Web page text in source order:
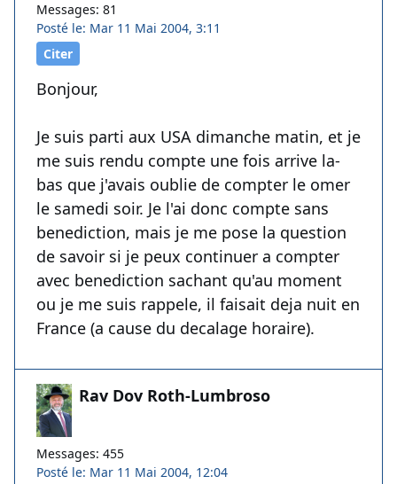
Messages: 81
Posté le: Mar 11 Mai 2004, 3:11
Citer
Bonjour,
Je suis parti aux USA dimanche matin, et je
me suis rendu compte une fois arrive la-
bas que j'avais oublie de compter le omer
le samedi soir. Je l'ai donc compte sans
benediction, mais je me pose la question
de savoir si je peux continuer a compter
avec benediction sachant qu'au moment
ou je me suis rappele, il faisait deja nuit en
France (a cause du decalage horaire).
Rav Dov Roth-Lumbroso
Messages: 455
Posté le: Mar 11 Mai 2004, 12:04